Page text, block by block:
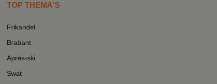
TOP THEMA'S
Frikandel
Brabant
Après-ski
Swat